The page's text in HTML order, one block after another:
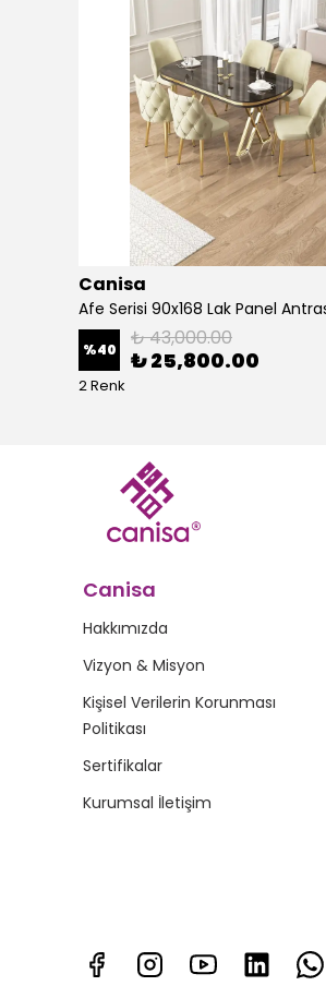
Canisa
%40 ₺ 43,000.00
₺ 25,800.00
2 Renk
Canisa
Hakkımızda
Vizyon & Misyon
Kişisel Verilerin Korunması
Politikası
Sertifikalar
Kurumsal İletişim